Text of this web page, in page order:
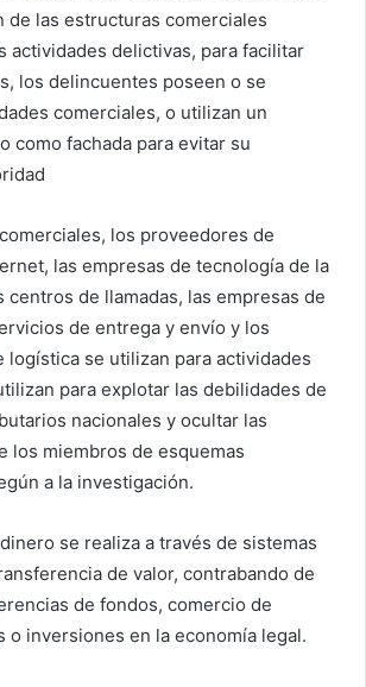
de las estructuras comerciales
actividades delictivas, para facilitar
los delincuentes poseen o se
comerciales, o utilizan un
como fachada para evitar su
los proveedores de
las empresas de tecnología de la
centros de llamadas, las empresas de
de entrega y envío y los
logística se utilizan para actividades
para explotar las debilidades de
nacionales y ocultar las
los miembros de esquemas
a la investigación.
se realiza a través de sistemas
de valor, contrabando de
de fondos, comercio de
o inversiones en la economía legal.